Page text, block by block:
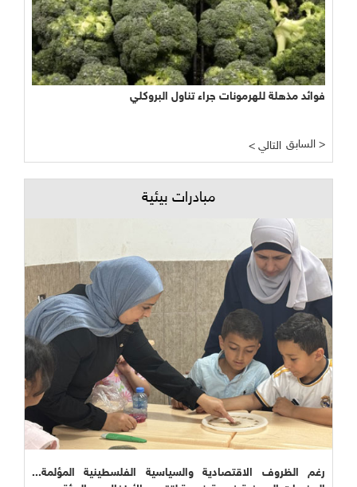
فوائد مذهلة للهرمونات جراء تناول البروكلي
< التالي السابق >
مبادرات بيئية
رغم الظروف الاقتصادية والسياسية الفلسطينية المؤلمة...